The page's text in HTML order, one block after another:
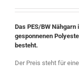
Das PES/BW
gesponnenen
besteht.
Der Preis steht für